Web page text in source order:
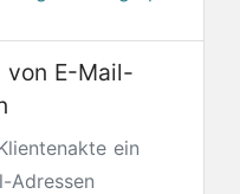
von E-Mail-
ein
Adressen